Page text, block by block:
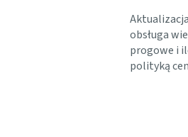
obsługa
progowe i
polityką